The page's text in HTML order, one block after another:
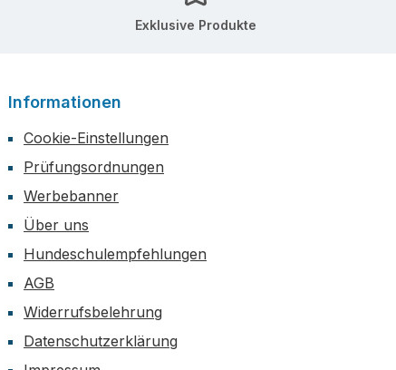
Exklusive Produkte
Informationen
Cookie-Einstellungen
Prüfungsordnungen
Werbebanner
Über uns
Hundeschulempfehlungen
AGB
Widerrufsbelehrung
Datenschutzerklärung